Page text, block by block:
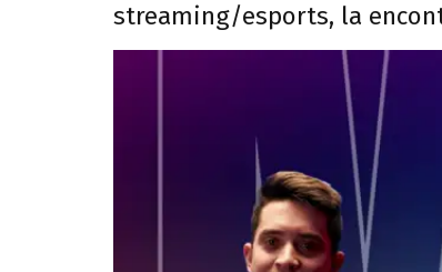
streaming/esports, la